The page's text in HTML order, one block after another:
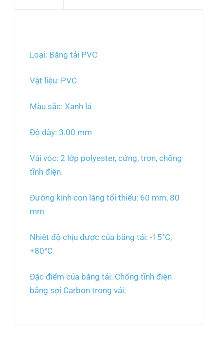
Loại: Băng tải PVC
Vật liệu: PVC
Màu sắc: Xanh lá
Độ dày: 3.00 mm
Vải vóc: 2 lớp polyester, cứng, trơn, chống
tĩnh điện.
Đường kính con lăng tối thiểu: 60 mm, 80
mm
Nhiệt độ chịu được của băng tải: -15°C,
+80°C
Đặc điểm của băng tải: Chống tĩnh điện
bằng sợi Carbon trong vải.